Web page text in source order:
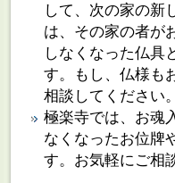
して、次の家の新
は、その家の者が
しなくなった仏具
す。もし、仏様も
相談してください。
極楽寺では、お魂
なくなったお位牌
す。お気軽にご相